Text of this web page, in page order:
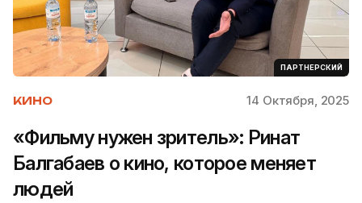
ПАРТНЕРСКИЙ
КИНО 14 Октября, 2025
«Фильму нужен зритель»: Ринат
Балгабаев о кино, которое меняет
людей